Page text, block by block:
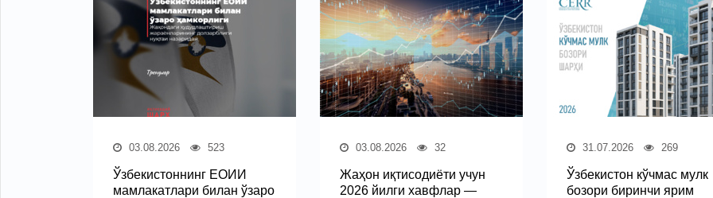
03.08.2026 523
Ўзбекистоннинг ЕОИИ
мамлакатлари билан ўзаро
03.08.2026 32
Жаҳон иқтисодиёти учун
2026 йилги хавфлар —
31.07.2026 269
Ўзбекистон кўчмас мулк
бозори биринчи ярим